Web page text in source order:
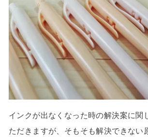
インクが出なくなった時の解決案に関
ただきますが、そもそも解決できない